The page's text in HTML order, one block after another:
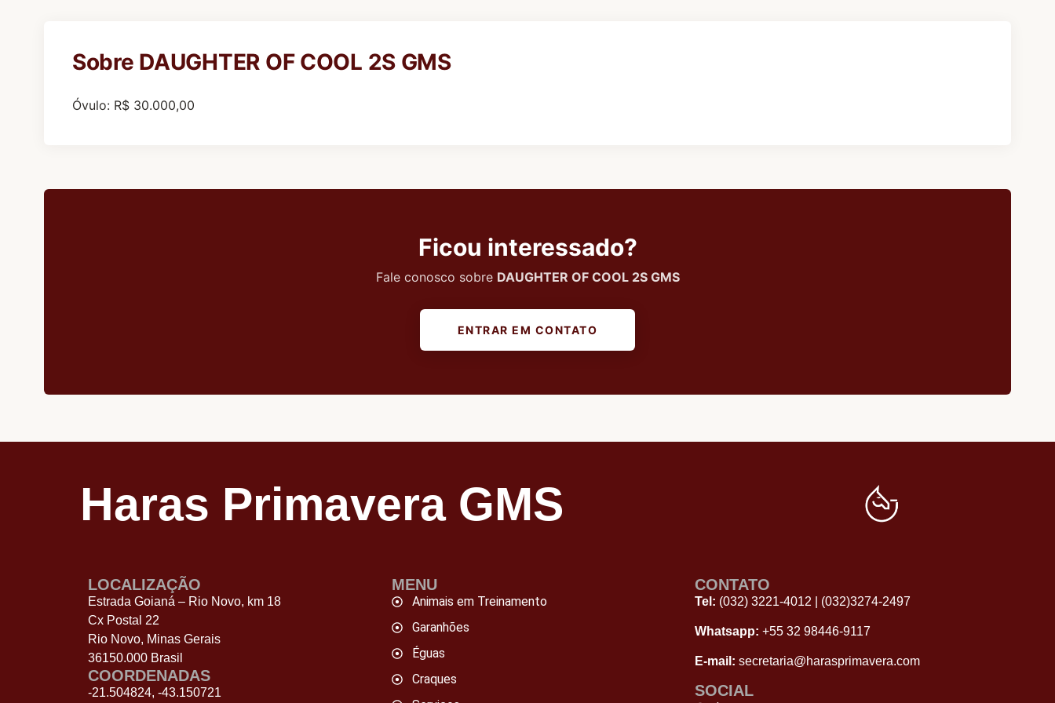
Sobre DAUGHTER OF COOL 2S GMS
Óvulo: R$ 30.000,00
Ficou interessado?
Fale conosco sobre DAUGHTER OF COOL 2S GMS
ENTRAR EM CONTATO
Haras Primavera GMS
LOCALIZAÇÃO
Estrada Goianá – Rio Novo, km 18
Cx Postal 22
Rio Novo, Minas Gerais
36150.000 Brasil
COORDENADAS
-21.504824, -43.150721
MENU
Animais em Treinamento
Garanhões
Éguas
Craques
CONTATO
Tel: (032) 3221-4012 (032)3274-2497
Whatsapp: +55 32 98446‑9117
E-mail: secretaria@harasprimavera.com
SOCIAL